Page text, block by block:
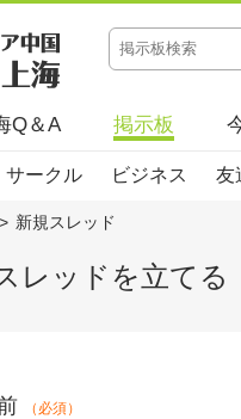
Q＆A 掲示板
サークル ビジネス 友
> 新規スレッド
レッドを立てる
（必須）